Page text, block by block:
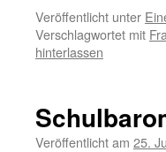
Veröffentlicht unter
Verschlagwortet mit
hinterlassen
Veröffentlicht am 25.